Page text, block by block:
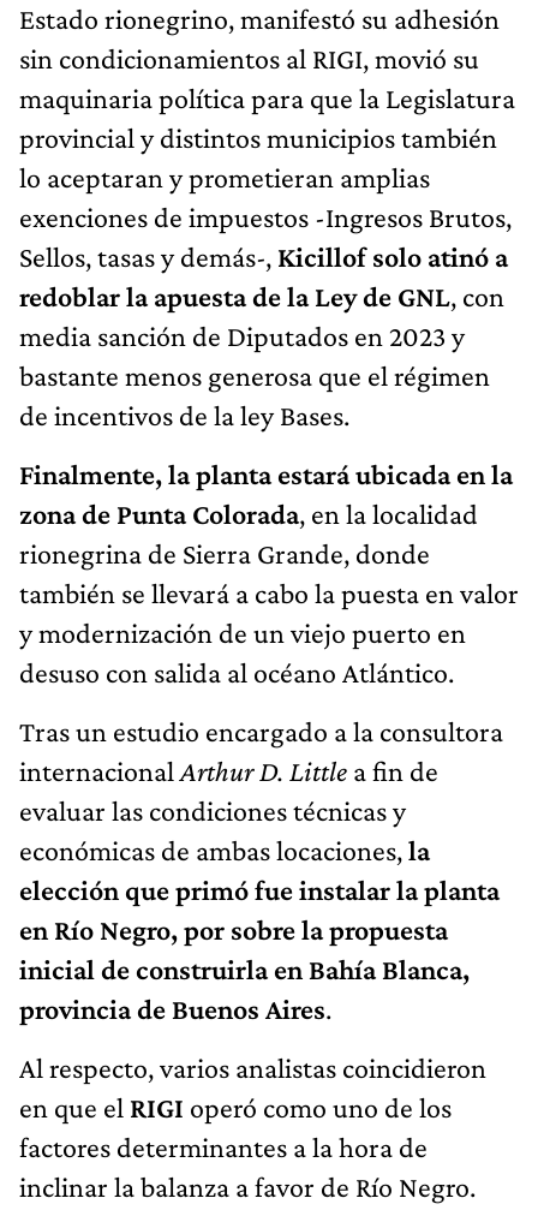
Estado rionegrino, manifestó su adhesión
sin condicionamientos al RIGI, movió su
maquinaria política para que la Legislatura
provincial y distintos municipios también
lo aceptaran y prometieran amplias
exenciones de impuestos -Ingresos Brutos,
Sellos, tasas y demás-, Kicillof solo atinó a
redoblar la apuesta de la Ley de GNL, con
media sanción de Diputados en 2023 y
bastante menos generosa que el régimen
de incentivos de la ley Bases.
Finalmente, la planta estará ubicada en la
zona de Punta Colorada, en la localidad
rionegrina de Sierra Grande, donde
también se llevará a cabo la puesta en valor
y modernización de un viejo puerto en
desuso con salida al océano Atlántico.
Tras un estudio encargado a la consultora
internacional Arthur D. Little a fin de
evaluar las condiciones técnicas y
económicas de ambas locaciones,la
elección que primó fue instalar la planta
en Río Negro, por sobre la propuesta
inicial de construirla en Bahía Blanca,
provincia de Buenos Aires.
Al respecto, varios analistas coincidieron
en que el RIGI operó como uno de los
factores determinantes a la hora de
inclinar la balanza a favor de Río Negro.